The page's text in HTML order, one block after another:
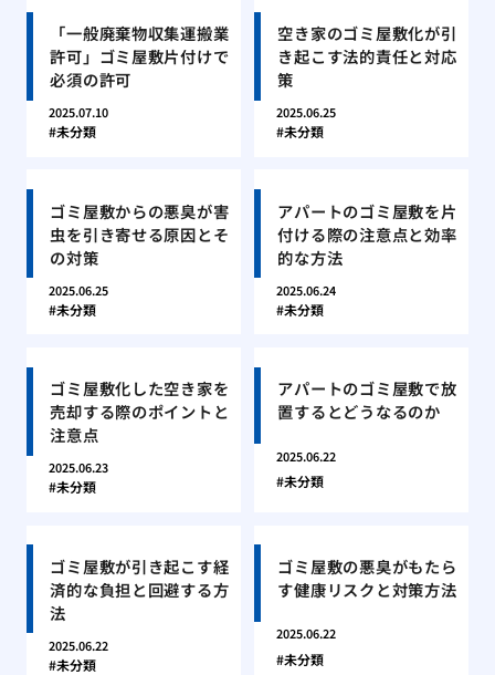
「一般廃棄物収集運搬業
許可」ゴミ屋敷片付けで
必須の許可
2025.07.10
未分類
空き家のゴミ屋敷化が引
き起こす法的責任と対応
策
2025.06.25
未分類
ゴミ屋敷からの悪臭が害
虫を引き寄せる原因とそ
の対策
2025.06.25
未分類
アパートのゴミ屋敷を片
付ける際の注意点と効率
的な方法
2025.06.24
未分類
ゴミ屋敷化した空き家を
売却する際のポイントと
注意点
2025.06.23
未分類
アパートのゴミ屋敷で放
置するとどうなるのか
2025.06.22
未分類
ゴミ屋敷が引き起こす経
済的な負担と回避する方
法
2025.06.22
未分類
ゴミ屋敷の悪臭がもたら
す健康リスクと対策方法
2025.06.22
未分類